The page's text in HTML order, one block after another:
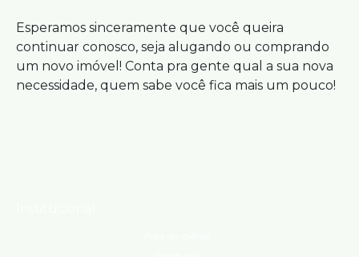
Esperamos sinceramente que você queira
continuar conosco, seja alugando ou comprando
um novo imóvel! Conta pra gente qual a sua nova
necessidade, quem sabe você fica mais um pouco!